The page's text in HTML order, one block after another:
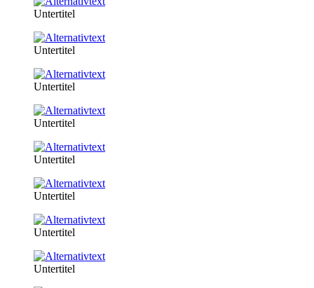
Untertitel
Untertitel
Untertitel
Untertitel
Untertitel
Untertitel
Untertitel
Untertitel